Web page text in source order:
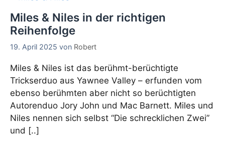
Miles & Niles in der richtigen
Reihenfolge
19. April 2025 von Robert
Miles & Niles ist das berühmt-berüchtigte
Trickserduo aus Yawnee Valley – erfunden vom
ebenso berühmten aber nicht so berüchtigten
Autorenduo Jory John und Mac Barnett. Miles und
Niles nennen sich selbst “Die schrecklichen Zwei”
und [..]